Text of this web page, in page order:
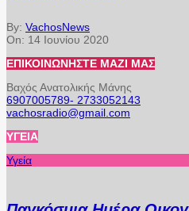
By: VachosNews
On: 14 Ιουνίου 2020
ΕΠΙΚΟΙΝΩΝΉΣΤΕ ΜΑΖΊ ΜΑΣ
Βαχός Ανατολικής Μάνης
6907005789- 2733052143
vachosradio@gmail.com
ΥΓΕΊΑ
Υγεία